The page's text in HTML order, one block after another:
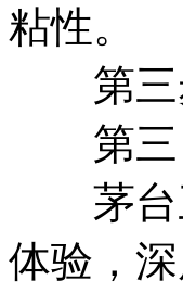
粘性。
第三步
第三
茅台三
体验，